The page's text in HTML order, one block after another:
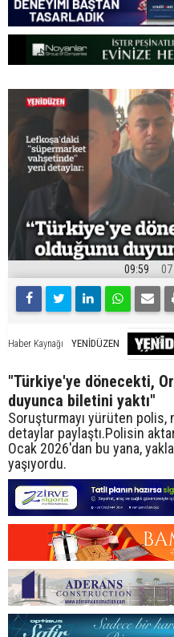
09:59
Haber Kaynağı YENİDÜZEN
"Türkiye'ye dönecekti,
duyunca biletini yaktı"
Soruşturmayı yürüten polis,
detaylar paylaştı.Polisin
Ocak 2026'dan bu yana,
yaşıyordu.